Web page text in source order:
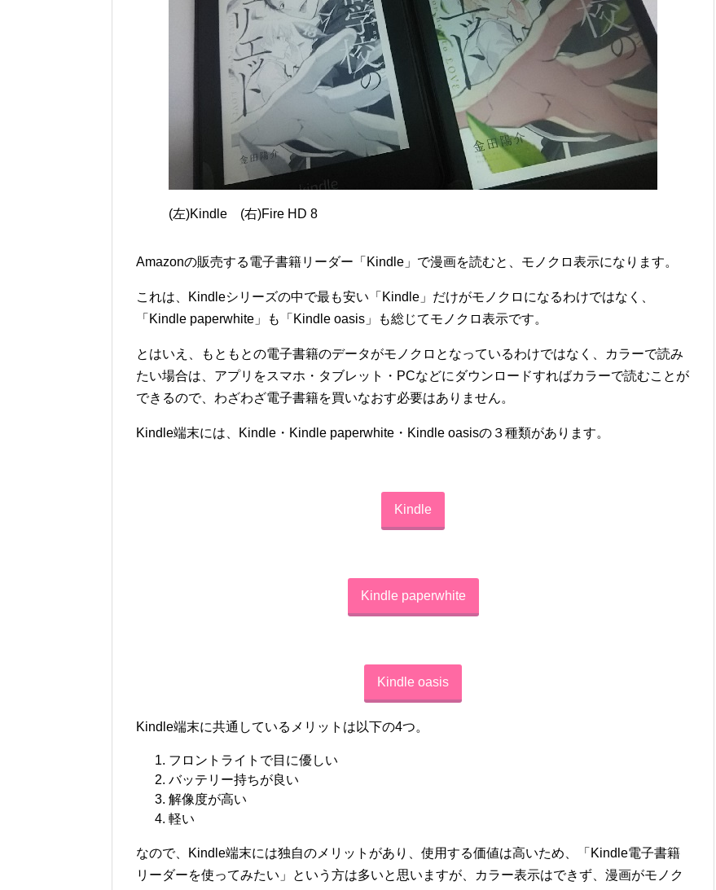
(左)Kindle (右)Fire HD 8
Amazonの販売する電子書籍リーダー「Kindle」で漫画を読むと、モノクロ表示になります。
これは、Kindleシリーズの中で最も安い「Kindle」だけがモノクロになるわけではなく、
「Kindle paperwhite」も「Kindle oasis」も総じてモノクロ表示です。
とはいえ、もともとの電子書籍のデータがモノクロとなっているわけではなく、カラーで読み
たい場合は、アプリをスマホ・タブレット・PCなどにダウンロードすればカラーで読むことが
できるので、わざわざ電子書籍を買いなおす必要はありません。
Kindle端末には、Kindle・Kindle paperwhite・Kindle oasisの３種類があります。
Kindle
Kindle paperwhite
Kindle oasis
Kindle端末に共通しているメリットは以下の4つ。
フロントライトで目に優しい
バッテリー持ちが良い
解像度が高い
軽い
なので、Kindle端末には独自のメリットがあり、使用する価値は高いため、「Kindle電子書籍
リーダーを使ってみたい」という方は多いと思いますが、カラー表示はできず、漫画がモノク